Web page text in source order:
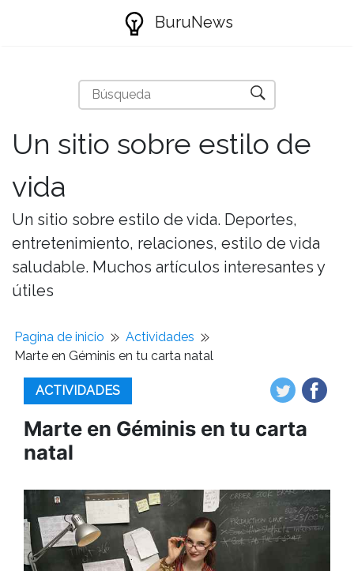
BuruNews
Un sitio sobre estilo de
vida
Un sitio sobre estilo de vida. Deportes,
entretenimiento, relaciones, estilo de vida
saludable. Muchos artículos interesantes y
útiles
Pagina de inicio
Actividades
Marte en Géminis en tu carta natal
ACTIVIDADES
Marte en Géminis en tu carta
natal